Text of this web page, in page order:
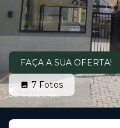
FAÇA A SUA OFERTA!
7 Fotos